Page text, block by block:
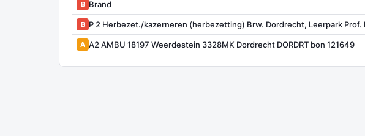
B Brand
B P 2 Herbezet./kazerneren (herbezetting) Brw. Dordrecht, Leerpark Prof.
A A2 AMBU 18197 Weerdestein 3328MK Dordrecht DORDRT bon 121649